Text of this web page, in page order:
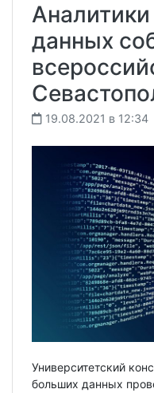
данных
19.08.2021 в 12:34
Университетский
больших данных